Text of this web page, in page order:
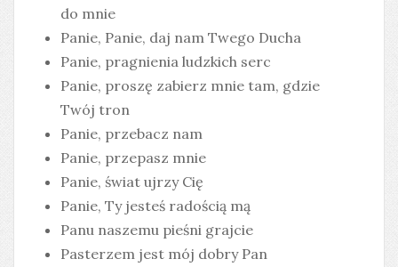
do mnie
Panie, Panie, daj nam Twego Ducha
Panie, pragnienia ludzkich serc
Panie, proszę zabierz mnie tam, gdzie
Twój tron
Panie, przebacz nam
Panie, przepasz mnie
Panie, świat ujrzy Cię
Panie, Ty jesteś radością mą
Panu naszemu pieśni grajcie
Pasterzem jest mój dobry Pan